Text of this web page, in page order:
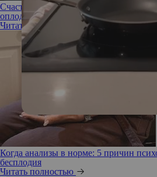
Счастье в пробирке: 7 трендов
оплодотворения
Читать полностью
Когда анализы в норме: 5 причин
бесплодия
Читать полностью